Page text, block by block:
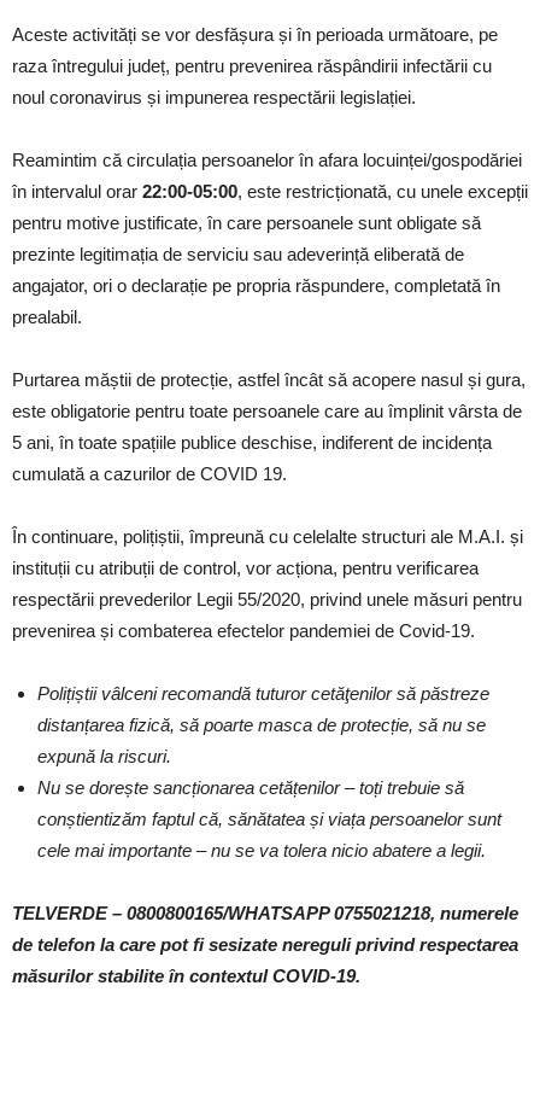
Aceste activități se vor desfășura și în perioada următoare, pe
raza întregului județ, pentru prevenirea răspândirii infectării cu
noul coronavirus și impunerea respectării legislației.
Reamintim că circulația persoanelor în afara locuinței/gospodăriei
în intervalul orar 22:00-05:00, este restricționată, cu unele excepții
pentru motive justificate, în care persoanele sunt obligate să
prezinte legitimația de serviciu sau adeverință eliberată de
angajator, ori o declarație pe propria răspundere, completată în
prealabil.
Purtarea măștii de protecție, astfel încât să acopere nasul și gura,
este obligatorie pentru toate persoanele care au împlinit vârsta de
5 ani, în toate spațiile publice deschise, indiferent de incidența
cumulată a cazurilor de COVID 19.
În continuare, polițiștii, împreună cu celelalte structuri ale M.A.I. și
instituții cu atribuții de control, vor acționa, pentru verificarea
respectării prevederilor Legii 55/2020, privind unele măsuri pentru
prevenirea și combaterea efectelor pandemiei de Covid-19.
Polițiștii vâlceni recomandă tuturor cetăţenilor să păstreze
distanțarea fizică, să poarte masca de protecție, să nu se
expună la riscuri.
Nu se dorește sancționarea cetățenilor – toți trebuie să
conștientizăm faptul că, sănătatea și viața persoanelor sunt
cele mai importante – nu se va tolera nicio abatere a legii.
TELVERDE – 0800800165/WHATSAPP 0755021218, numerele
de telefon la care pot fi sesizate nereguli privind respectarea
măsurilor stabilite în contextul COVID-19.